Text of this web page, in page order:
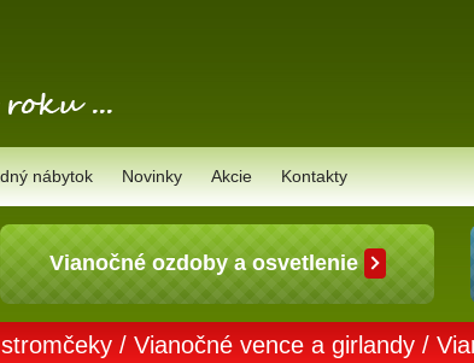
nábytok Novinky Akcie Kontakty
Vianočné ozdoby a osvetlenie
/ Vianočné vence a girlandy/